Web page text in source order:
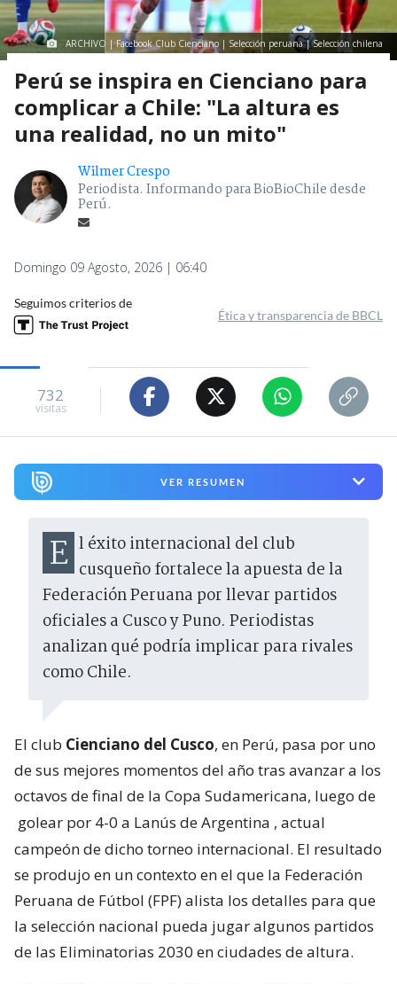
ARCHIVO | Facebook Club Cienciano | Selección peruana | Selección chilena
Perú se inspira en Cienciano para
complicar a Chile: "La altura es
una realidad, no un mito"
Wilmer Crespo
Periodista. Informando para BioBioChile desde
Perú.
Domingo 09 Agosto, 2026 | 06:40
Seguimos criterios de
Ética y transparencia de BBCL
732
visitas
VER RESUMEN
El éxito internacional del club cusqueño fortalece la apuesta de la
Federación Peruana por llevar partidos
oficiales a Cusco y Puno. Periodistas
analizan qué podría implicar para rivales
como Chile.
El club Cienciano del Cusco, en Perú, pasa por uno
de sus mejores momentos del año tras avanzar a los
octavos de final de la Copa Sudamericana, luego de
golear por 4-0 a Lanús de Argentina , actual
campeón de dicho torneo internacional. El resultado
se produjo en un contexto en el que la Federación
Peruana de Fútbol (FPF) alista los detalles para que
la selección nacional pueda jugar algunos partidos
de las Eliminatorias 2030 en ciudades de altura.